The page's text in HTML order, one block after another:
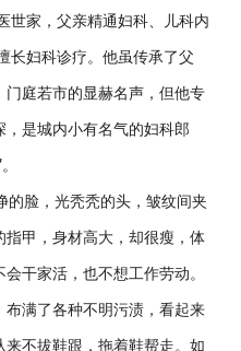
世家，父亲精通妇科、儿科内
长妇科诊疗。他虽传承了父
庭若市的显赫名声，但他专
是城内小有名气的妇科郎
的脸，光秃秃的头，皱纹间夹
甲，身材高大，却很瘦，体
干家活，也不想工作劳动。
满了各种不明污渍，看起来
不拔鞋跟，拖着鞋帮走。如